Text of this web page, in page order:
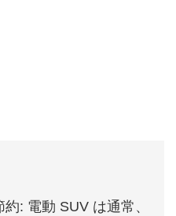
: 電動 SUV は通常、